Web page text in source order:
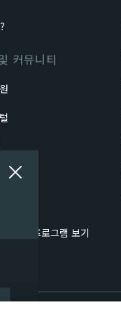
커뮤니티
블로그
뮤니티 프로그램 보기